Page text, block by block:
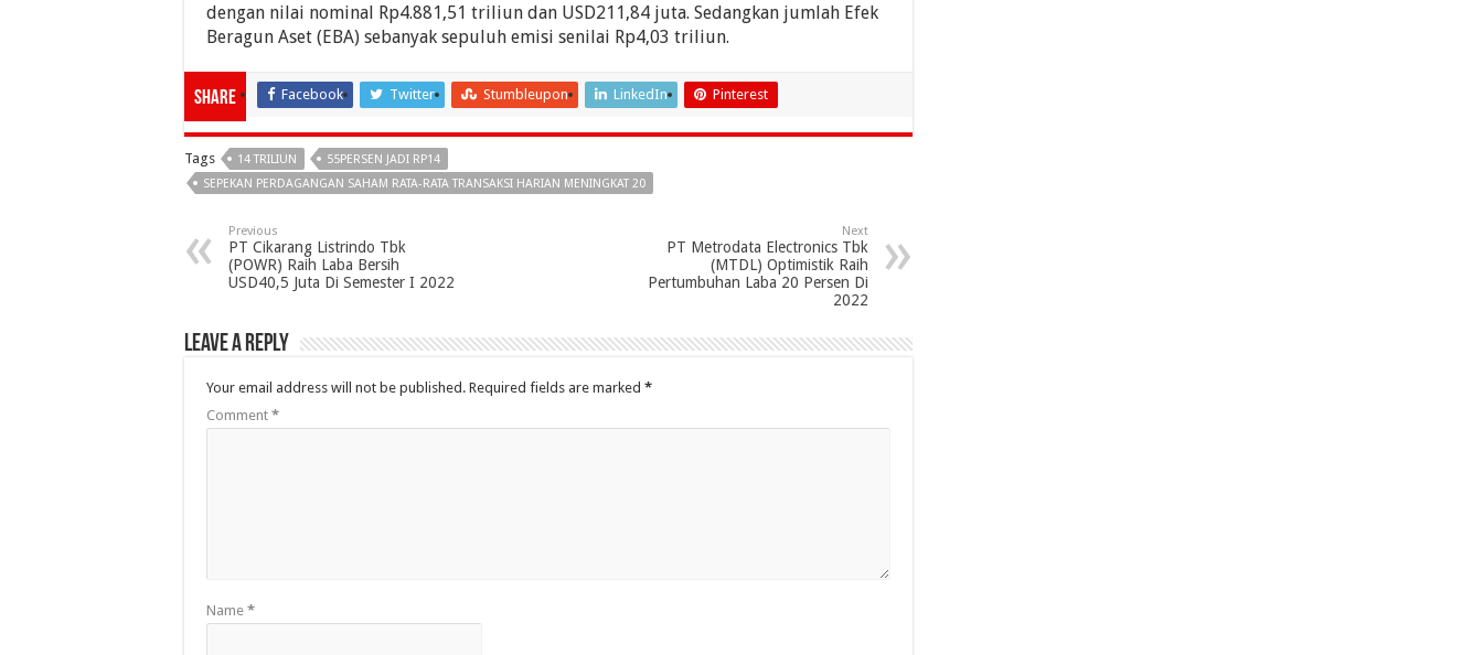
dengan nilai nominal Rp4.881,51 triliun dan USD211,84 juta. Sedangkan jumlah Efek
Beragun Aset (EBA) sebanyak sepuluh emisi senilai Rp4,03 triliun.
Share Facebook Twitter Stumbleupon LinkedIn Pinterest
Tags 14 TRILIUN
55PERSEN JADI RP14
SEPEKAN PERDAGANGAN SAHAM RATA-RATA TRANSAKSI HARIAN MENINGKAT 20
Previous
PT Cikarang Listrindo Tbk
(POWR) Raih Laba Bersih
USD40,5 Juta Di Semester I 2022
Next
PT Metrodata Electronics Tbk
(MTDL) Optimistik Raih
Pertumbuhan Laba 20 Persen Di
2022
Leave a Reply
Your email address will not be published. Required fields are marked *
Comment *
Name *